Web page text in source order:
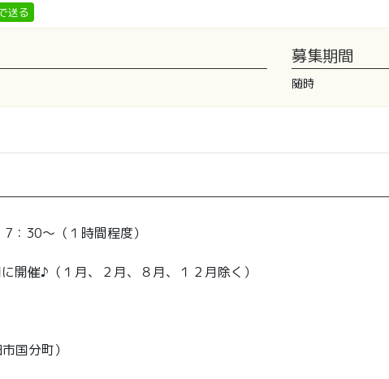
送る
募集期間
随時
：30～（１時間程度）
開催♪（１月、２月、８月、１２月除く）
国分町）